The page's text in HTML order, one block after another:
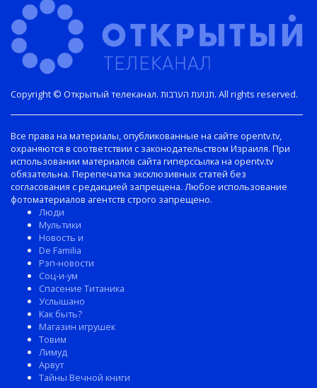
Copyright © Открытый телеканал. תנועת הערבות. All rights reserved.
Все права на материалы, опубликованные на сайте opentv.tv,
охраняются в соответствии с законодательством Израиля. При
использовании материалов сайта гиперссылка на opentv.tv
обязательна. Перепечатка эксклюзивных статей без
согласования с редакцией запрещена. Любое использование
фотоматериалов агентств строго запрещено.
Люди
Мультики
Новость и
De Familia
Рэп-новости
Соц-и-ум
Спасение Титаника
Услышано
Как быть?
Магазин игрушек
Товим
Лимуд
Арвут
Тайны Вечной книги